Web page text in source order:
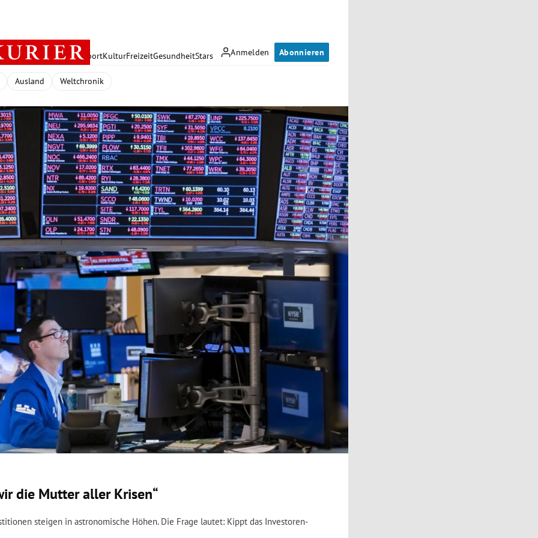
Anmelden Abonnieren
PolitikWirtschaft SportKulturFreizeitGesundheitStars
Ausland Weltchronik
die Mutter aller Krisen“
steigen in astronomische Höhen. Die Frage lautet: Kippt das Investoren-